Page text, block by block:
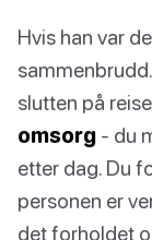
Hvis han var
slutten på
omsorg - du
etter dag. Du
personen er
det forholdet